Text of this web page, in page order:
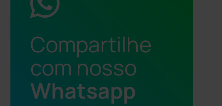
Compartilhe
com nosso
Whatsapp